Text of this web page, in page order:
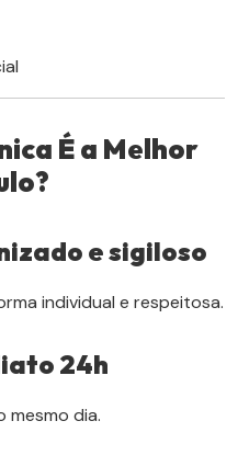
É a Melhor
e sigiloso
individual e respeitosa.
24h
mesmo dia.